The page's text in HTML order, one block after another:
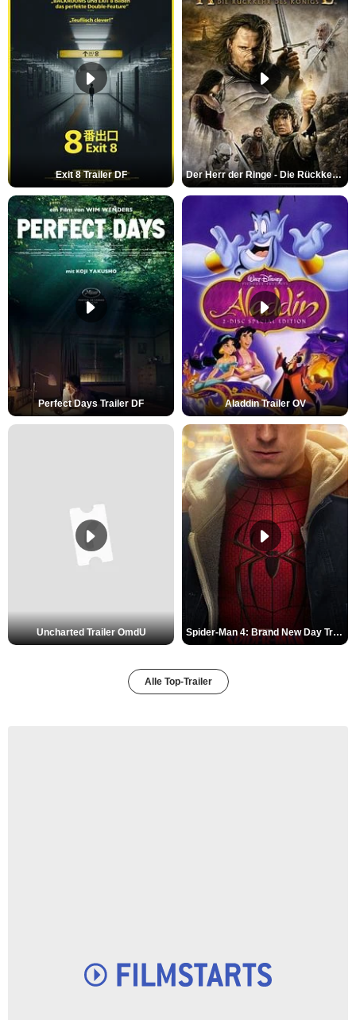
Exit 8 Trailer DF Der Herr der Ringe - Die Rückkehr des Königs Trailer OV
Perfect Days Trailer DF Aladdin Trailer OV
Uncharted Trailer OmdU Spider-Man 4: Brand New Day Trailer (3) DF
Alle Top-Trailer